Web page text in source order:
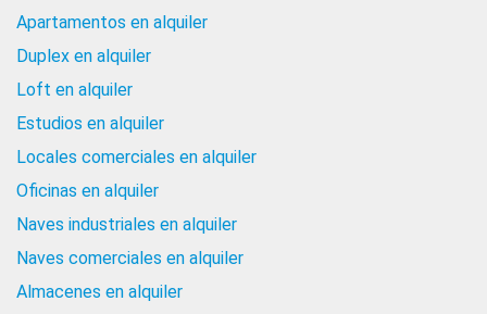
Apartamentos en alquiler
Duplex en alquiler
Loft en alquiler
Estudios en alquiler
Locales comerciales en alquiler
Oficinas en alquiler
Naves industriales en alquiler
Naves comerciales en alquiler
Almacenes en alquiler